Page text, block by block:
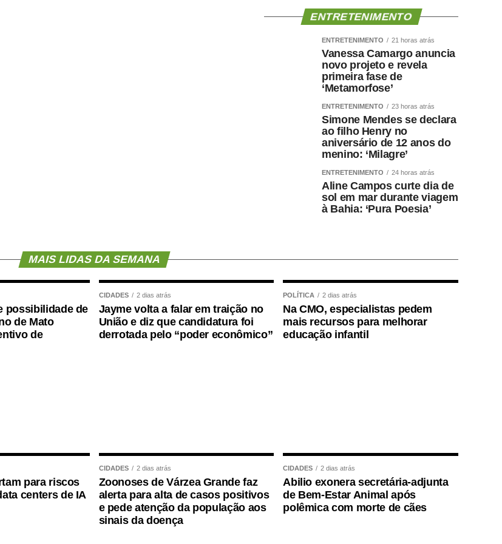
ENTRETENIMENTO
ENTRETENIMENTO 21 horas atrás
Vanessa Camargo anuncia
novo projeto e revela
primeira fase de
‘Metamorfose’
ENTRETENIMENTO 23 horas atrás
Simone Mendes se declara
ao filho Henry no
aniversário de 12 anos do
menino: ‘Milagre’
ENTRETENIMENTO 24 horas atrás
Aline Campos curte dia de
sol em mar durante viagem
à Bahia: ‘Pura Poesia’
MAIS LIDAS DA SEMANA
possibilidade de
de Mato
de
CIDADES 2 dias atrás
Jayme volta a falar em traição no
União e diz que candidatura foi
derrotada pelo “poder econômico”
POLÍTICA 2 dias atrás
Na CMO, especialistas pedem
mais recursos para melhorar
educação infantil
para riscos
centers de IA
CIDADES 2 dias atrás
Zoonoses de Várzea Grande faz
alerta para alta de casos positivos
e pede atenção da população aos
sinais da doença
CIDADES 2 dias atrás
Abilio exonera secretária-adjunta
de Bem-Estar Animal após
polêmica com morte de cães